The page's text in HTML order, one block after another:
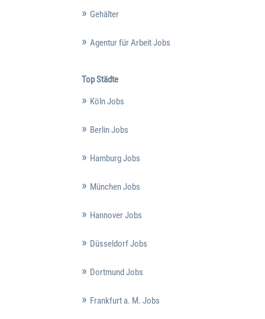
Gehälter
Agentur für Arbeit Jobs
Top Städte
Köln Jobs
Berlin Jobs
Hamburg Jobs
München Jobs
Hannover Jobs
Düsseldorf Jobs
Dortmund Jobs
Frankfurt a. M. Jobs